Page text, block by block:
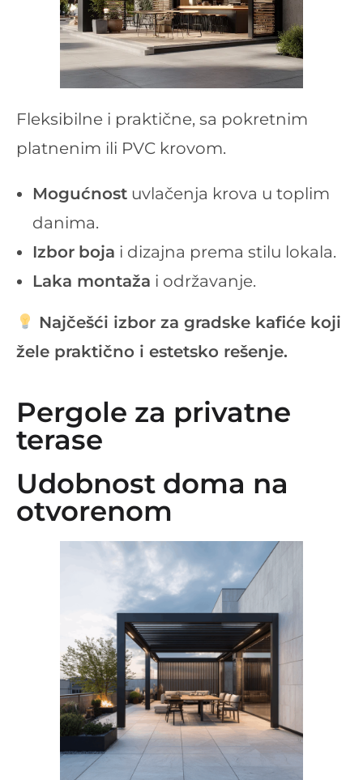
Fleksibilne i praktične, sa pokretnim
platnenim ili PVC krovom.
Mogućnost uvlačenja krova u toplim
danima.
Izbor boja i dizajna prema stilu lokala.
Laka montaža i održavanje.
Najčešći izbor za gradske kafiće koji
žele praktično i estetsko rešenje.
Pergole za privatne
terase
Udobnost doma na
otvorenom